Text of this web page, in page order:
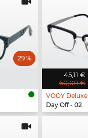
29 %
45,11 €
60,00 €
VOOY Deluxe
Day Off - 02